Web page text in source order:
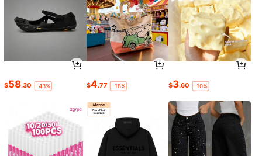
$58.30 -43% $4.77 -18% $3.60 -10%